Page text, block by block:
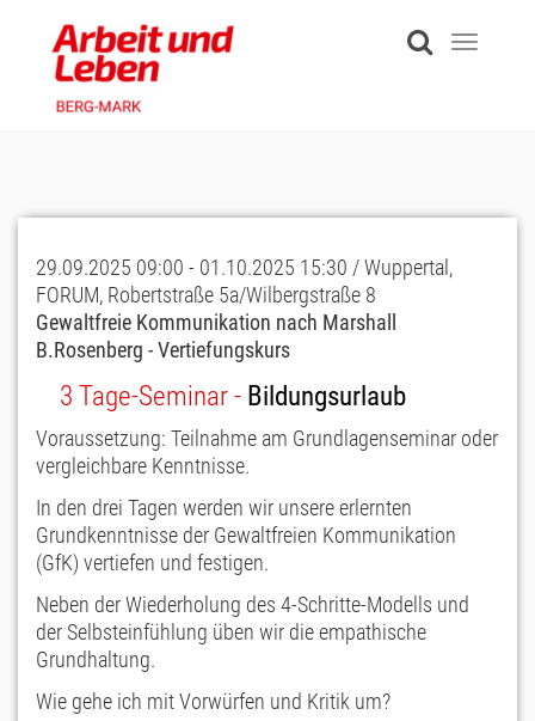
content
Toggle
29.09.2025 09:00 - 01.10.2025 15:30 / Wuppertal,
FORUM, Robertstraße 5a/Wilbergstraße 8
Gewaltfreie Kommunikation nach Marshall
B.Rosenberg - Vertiefungskurs
3 Tage-Seminar - Bildungsurlaub
Voraussetzung: Teilnahme am Grundlagenseminar oder
vergleichbare Kenntnisse.
In den drei Tagen werden wir unsere erlernten
Grundkenntnisse der Gewaltfreien Kommunikation
(GfK) vertiefen und festigen.
Neben der Wiederholung des 4-Schritte-Modells und
der Selbsteinfühlung üben wir die empathische
Grundhaltung.
Wie gehe ich mit Vorwürfen und Kritik um?